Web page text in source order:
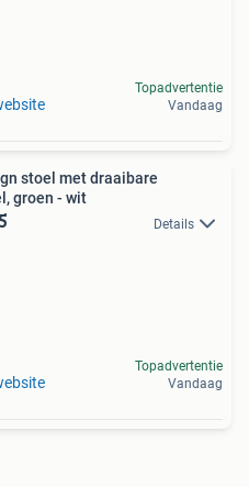
Topadvertentie
Vandaag
stoel met draaibare
groen - wit
Details
Topadvertentie
Vandaag